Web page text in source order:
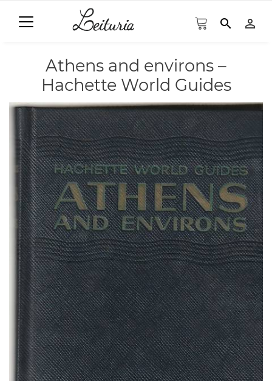
search person_outline
Athens and environs –
Hachette World Guides